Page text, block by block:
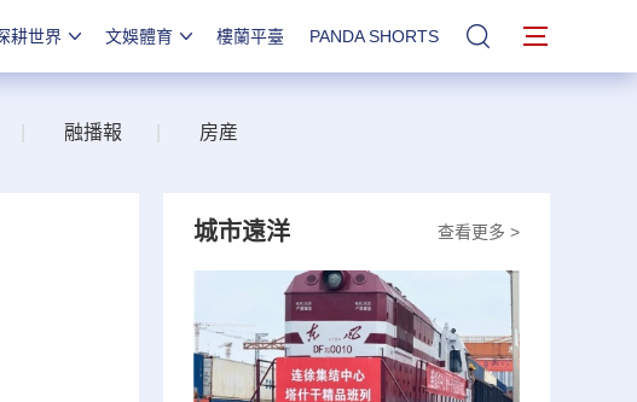
耕世界 文娛體育 樓蘭平臺 PANDA SHORTS 站內搜索
融播報 房産
查看更多 >
城市遠洋